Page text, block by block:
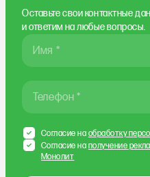
Оставьте свои контактные
и ответим на любые вопросы.
Имя *
Телефон *
Согласие на обработку
Согласие на получение
Монолит